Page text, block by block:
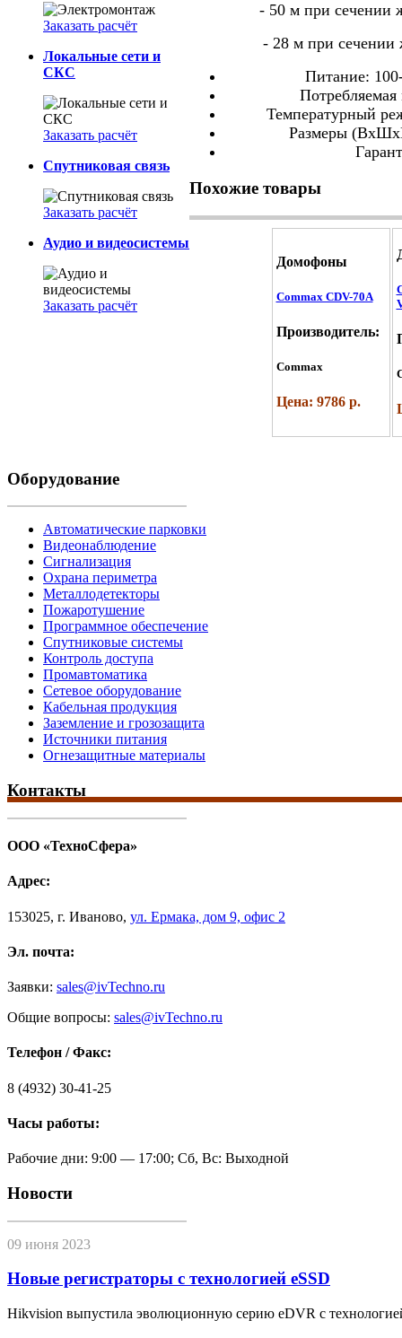
Заказать расчёт
Локальные сети и
СКС
Заказать расчёт
Спутниковая связь
Заказать расчёт
Аудио и видеосистемы
Заказать расчёт
- 50 м при сечении
- 28 м при сечении
Питание:
Температурный
Размеры
Похожие товары
Домофоны
Commax CDV-70A
Производитель:
Commax
Цена: 9786 р.
Оборудование
Автоматические парковки
Видеонаблюдение
Сигнализация
Охрана периметра
Металлодетекторы
Пожаротушение
Программное обеспечение
Спутниковые системы
Контроль доступа
Промавтоматика
Сетевое оборудование
Кабельная продукция
Заземление и грозозащита
Источники питания
Огнезащитные материалы
Контакты
ООО «ТехноСфера»
Адрес:
153025, г. Иваново, ул. Ермака, дом 9, офис 2
Эл. почта:
Заявки: sales@ivTechno.ru
Общие вопросы: sales@ivTechno.ru
Телефон / Факс:
8 (4932) 30-41-25
Часы работы:
Рабочие дни: 9:00 — 17:00; Сб, Вс: Выходной
Новости
09 июня 2023
Новые регистраторы с технологией eSSD
Hikvision выпустила эволюционную серию eDVR с